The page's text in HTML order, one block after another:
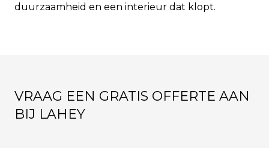
duurzaamheid en een interieur dat klopt.
VRAAG EEN GRATIS OFFERTE AAN
BIJ LAHEY